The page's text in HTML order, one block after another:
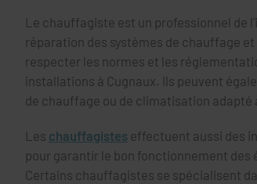
Le chauffagiste est un professionnel
réparation des systèmes de chauffage
respecter les normes et les
installations à Cugnaux. Ils peuvent
de chauffage ou de climatisation adapté
Les chauffagistes effectuent aussi des
pour garantir le bon fonctionnement
Certains chauffagistes se spécialisent